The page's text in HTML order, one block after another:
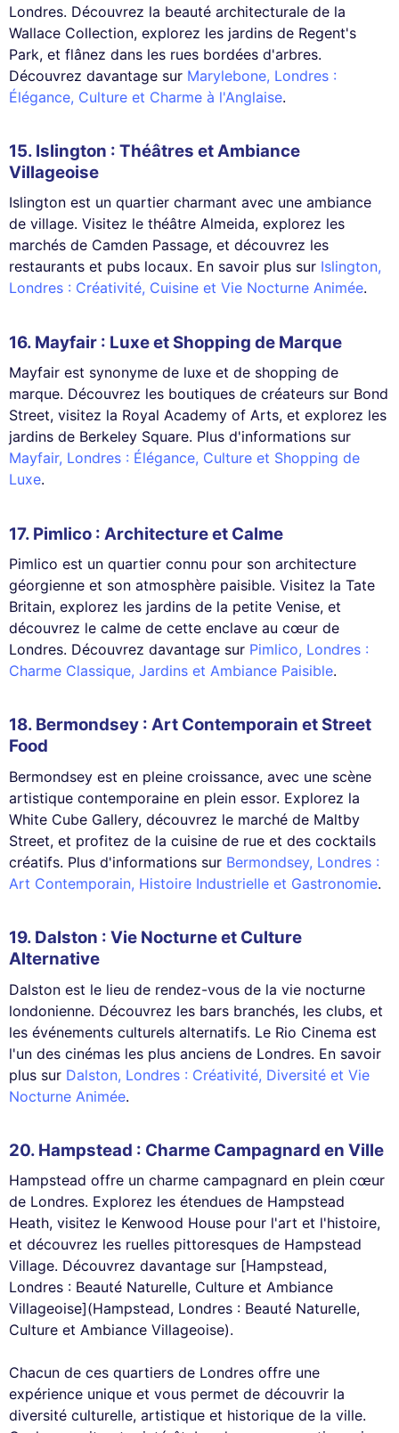
Londres. Découvrez la beauté architecturale de la
Wallace Collection, explorez les jardins de Regent's
Park, et flânez dans les rues bordées d'arbres.
Découvrez davantage sur Marylebone, Londres :
Élégance, Culture et Charme à l'Anglaise.
15. Islington : Théâtres et Ambiance
Villageoise
Islington est un quartier charmant avec une ambiance
de village. Visitez le théâtre Almeida, explorez les
marchés de Camden Passage, et découvrez les
restaurants et pubs locaux. En savoir plus sur Islington,
Londres : Créativité, Cuisine et Vie Nocturne Animée.
16. Mayfair : Luxe et Shopping de Marque
Mayfair est synonyme de luxe et de shopping de
marque. Découvrez les boutiques de créateurs sur Bond
Street, visitez la Royal Academy of Arts, et explorez les
jardins de Berkeley Square. Plus d'informations sur
Mayfair, Londres : Élégance, Culture et Shopping de
Luxe.
17. Pimlico : Architecture et Calme
Pimlico est un quartier connu pour son architecture
géorgienne et son atmosphère paisible. Visitez la Tate
Britain, explorez les jardins de la petite Venise, et
découvrez le calme de cette enclave au cœur de
Londres. Découvrez davantage sur Pimlico, Londres :
Charme Classique, Jardins et Ambiance Paisible.
18. Bermondsey : Art Contemporain et Street
Food
Bermondsey est en pleine croissance, avec une scène
artistique contemporaine en plein essor. Explorez la
White Cube Gallery, découvrez le marché de Maltby
Street, et profitez de la cuisine de rue et des cocktails
créatifs. Plus d'informations sur Bermondsey, Londres :
Art Contemporain, Histoire Industrielle et Gastronomie.
19. Dalston : Vie Nocturne et Culture
Alternative
Dalston est le lieu de rendez-vous de la vie nocturne
londonienne. Découvrez les bars branchés, les clubs, et
les événements culturels alternatifs. Le Rio Cinema est
l'un des cinémas les plus anciens de Londres. En savoir
plus sur Dalston, Londres : Créativité, Diversité et Vie
Nocturne Animée.
20. Hampstead : Charme Campagnard en Ville
Hampstead offre un charme campagnard en plein cœur
de Londres. Explorez les étendues de Hampstead
Heath, visitez le Kenwood House pour l'art et l'histoire,
et découvrez les ruelles pittoresques de Hampstead
Village. Découvrez davantage sur [Hampstead,
Londres : Beauté Naturelle, Culture et Ambiance
Villageoise](Hampstead, Londres : Beauté Naturelle,
Culture et Ambiance Villageoise).
Chacun de ces quartiers de Londres offre une
expérience unique et vous permet de découvrir la
diversité culturelle, artistique et historique de la ville.